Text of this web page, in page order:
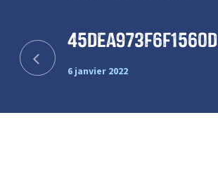
45dea973f6f1560d
6 janvier 2022